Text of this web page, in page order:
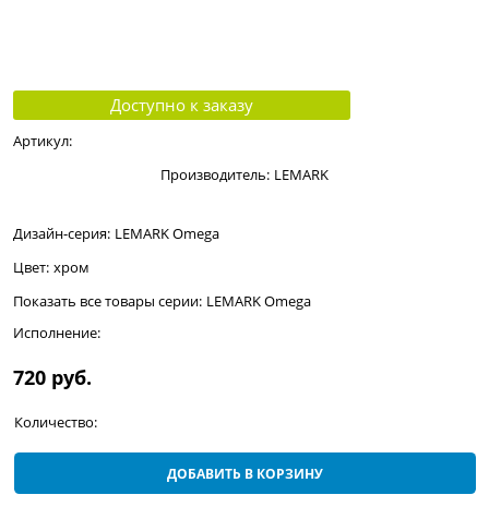
Доступно к заказу
Артикул:
Производитель: LEMARK
Дизайн-серия: LEMARK Omega
Цвет: хром
Показать все товары серии: LEMARK Omega
Исполнение:
720 руб.
Количество:
ДОБАВИТЬ В КОРЗИНУ